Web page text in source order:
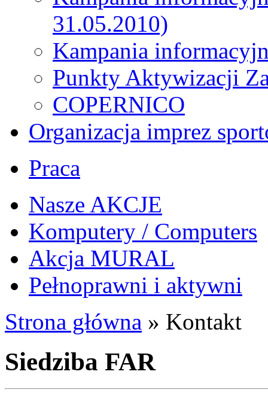
31.05.2010)
Kampania
Punkty Aktywizacji
COPERNICO
Organizacja imprez
Praca
Nasze AKCJE
Komputery / Computers
Akcja MURAL
Pełnoprawni i aktywni
Strona główna » Kontakt
Siedziba FAR